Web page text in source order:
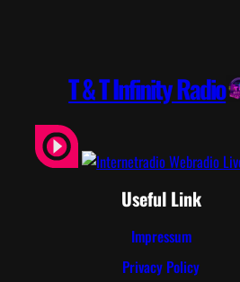
T & T Infinity Radio
Useful Link
Impressum
Privacy Policy